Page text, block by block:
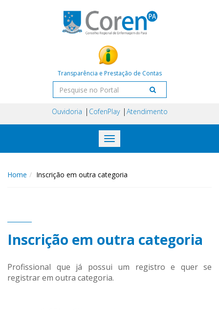
Transparência e Prestação de Contas
Ouvidoria CofenPlay Atendimento
Toggle
navigation
Home Inscrição em outra categoria
Inscrição em outra categoria
Profissional que já possui um registro e quer se
registrar em outra categoria.